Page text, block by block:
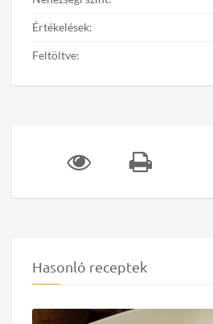
Értékelések:
Feltöltve:
Hasonló receptek